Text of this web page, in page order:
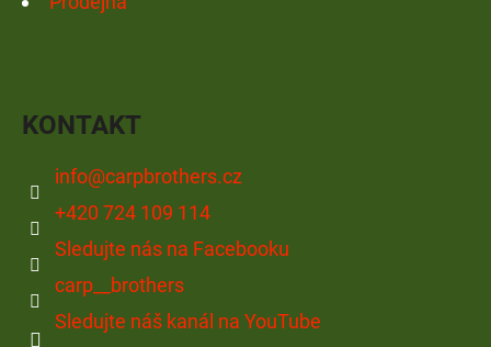
KONTAKT
info@carpbrothers.cz
+420 724 109 114
Sledujte nás na Facebooku
carp__brothers
Sledujte náš kanál na YouTube